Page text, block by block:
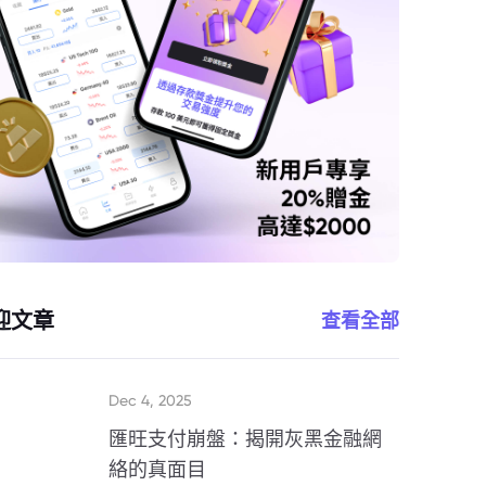
文章 查看全部
Dec 4, 2025
匯旺支付崩盤：揭開灰黑金融網
絡的真面目